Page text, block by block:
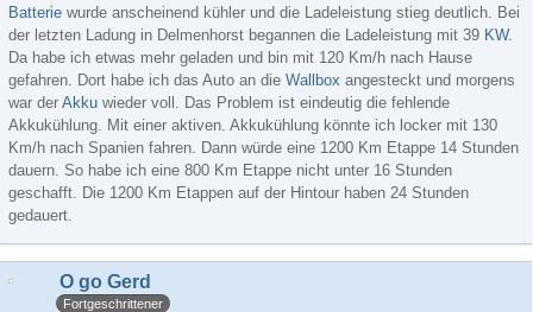
Batterie wurde anscheinend kühler und die Ladeleistung stieg deutlich. Bei
der letzten Ladung in Delmenhorst begannen die Ladeleistung mit 39 KW.
Da habe ich etwas mehr geladen und bin mit 120 Km/h nach Hause
gefahren. Dort habe ich das Auto an die Wallbox angesteckt und morgens
war der Akku wieder voll. Das Problem ist eindeutig die fehlende
Akkukühlung. Mit einer aktiven. Akkukühlung könnte ich locker mit 130
Km/h nach Spanien fahren. Dann würde eine 1200 Km Etappe 14 Stunden
dauern. So habe ich eine 800 Km Etappe nicht unter 16 Stunden
geschafft. Die 1200 Km Etappen auf der Hintour haben 24 Stunden
gedauert.
O go Gerd
Fortgeschrittener